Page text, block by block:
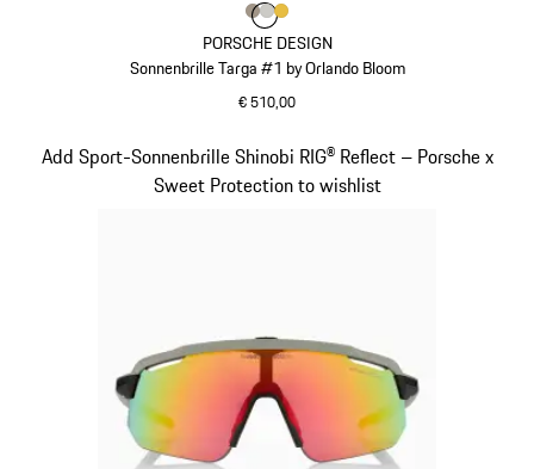
PORSCHE DESIGN
Sonnenbrille Targa #1 by Orlando Bloom
€ 510,00
Farbe
Farbe
FarbeFarbe
Add Sport-Sonnenbrille Shinobi RIG® Reflect – Porsche x
Sweet Protection to wishlist
Slide 5 von 21